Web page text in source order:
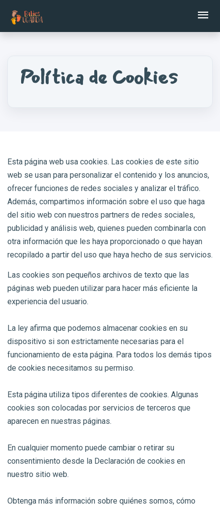
Política de Cookies
Esta página web usa cookies. Las cookies de este sitio
web se usan para personalizar el contenido y los anuncios,
ofrecer funciones de redes sociales y analizar el tráfico.
Además, compartimos información sobre el uso que haga
del sitio web con nuestros partners de redes sociales,
publicidad y análisis web, quienes pueden combinarla con
otra información que les haya proporcionado o que hayan
recopilado a partir del uso que haya hecho de sus servicios.
Las cookies son pequeños archivos de texto que las
páginas web pueden utilizar para hacer más eficiente la
experiencia del usuario.
La ley afirma que podemos almacenar cookies en su
dispositivo si son estrictamente necesarias para el
funcionamiento de esta página. Para todos los demás tipos
de cookies necesitamos su permiso.
Esta página utiliza tipos diferentes de cookies. Algunas
cookies son colocadas por servicios de terceros que
aparecen en nuestras páginas.
En cualquier momento puede cambiar o retirar su
consentimiento desde la Declaración de cookies en
nuestro sitio web.
Obtenga más información sobre quiénes somos, cómo